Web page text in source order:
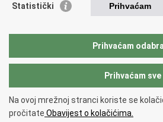
Creative Europe
EU National Institutes for Culture
Međunarodni centar za podvodnu
Copyright © 2026 Ministarstvo kulture i medija.
pristupačnosti.
Statistički Prihvaćam
Prihvaćam
Prihvaćam sve
Na ovoj mrežnoj stranci koriste se
pročitate Obavijest o kolačićima.